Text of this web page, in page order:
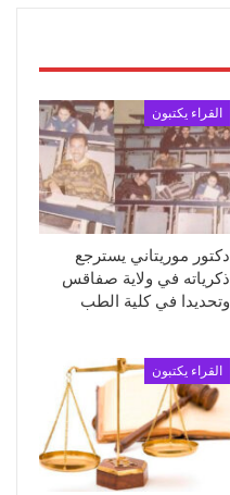
القراء يكتبون
دكتور موريتاني يسترجع
ذكرياته في ولاية صفاقس
وتحديدا في كلية الطب
القراء يكتبون